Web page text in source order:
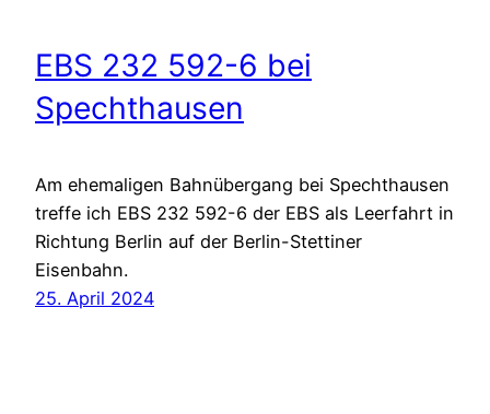
EBS 232 592-6 bei
Spechthausen
Am ehemaligen Bahnübergang bei Spechthausen
treffe ich EBS 232 592-6 der EBS als Leerfahrt in
Richtung Berlin auf der Berlin-Stettiner
Eisenbahn.
25. April 2024